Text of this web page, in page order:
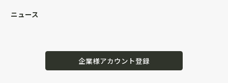
ニュース
企業様アカウント登録